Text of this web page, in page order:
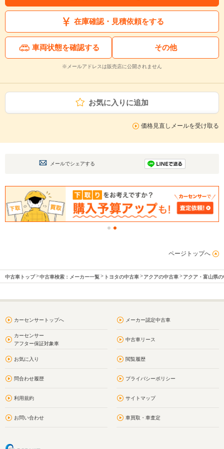
在庫確認・見積依頼をする
車両状態を確認する その他
※メールアドレスは販売店に公開されません
お気に入りに追加
価格見直しメールを受け取る
メールでシェアする
ページトップへ
中古車トップ 中古車検索：メーカー一覧 トヨタの中古車 アクアの中古車 アクア・富山県
カーセンサートップへ メーカー認定中古車
カーセンサー
アフター保証対象車
中古車リース
お気に入り 閲覧履歴
問合わせ履歴 プライバシーポリシー
利用規約 サイトマップ
お問い合わせ 車買取・車査定